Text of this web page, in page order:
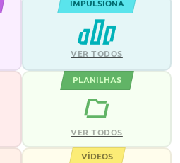
IMPULSIONA
VER TODOS
PLANILHAS
VER TODOS
VÍDEOS